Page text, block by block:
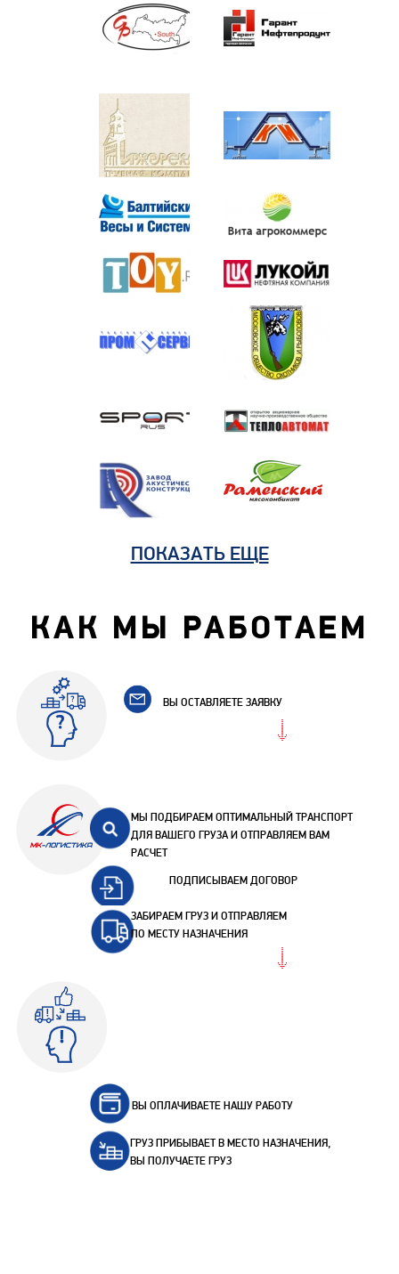
ПОКАЗАТЬ ЕЩЕ
КАК МЫ РАБОТАЕМ
ВЫ ОСТАВЛЯЕТЕ ЗАЯВКУ
МЫ ПОДБИРАЕМ ОПТИМАЛЬНЫЙ ТРАНСПОРТ
ДЛЯ ВАШЕГО ГРУЗА И ОТПРАВЛЯЕМ ВАМ
РАСЧЕТ
ПОДПИСЫВАЕМ ДОГОВОР
ЗАБИРАЕМ ГРУЗ И ОТПРАВЛЯЕМ
ПО МЕСТУ НАЗНАЧЕНИЯ
ВЫ ОПЛАЧИВАЕТЕ НАШУ РАБОТУ
ГРУЗ ПРИБЫВАЕТ В МЕСТО НАЗНАЧЕНИЯ,
ВЫ ПОЛУЧАЕТЕ ГРУЗ